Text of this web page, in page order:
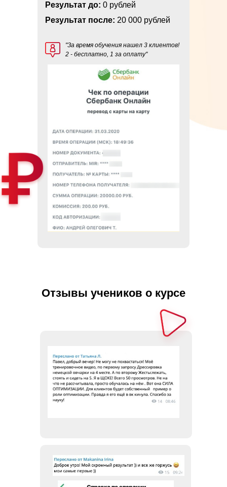
"За время обучения нашел 3 клиентов!
2 - бесплатно, 1 за оплату"
Результат до: 0 рублей
Результат после: 20 000 рублей
Отзывы учеников о курсе